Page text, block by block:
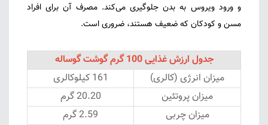
و ورود ویروس به بدن جلوگیری می‌کند. مصرف آن برای افراد
مسن و کودکان که ضعیف هستند، ضروری است.
جدول ارزش غذایی 100 گرم گوشت گوساله
میزان انرژی (کالری)
161 کیلوکالری
میزان پروتئین
20.20 گرم
میزان چربی
2.59 گرم